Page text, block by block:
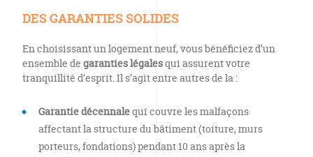
DES GARANTIES SOLIDES
En choisissant un logement neuf, vous bénéficiez d’un
ensemble de garanties légalesqui assurent votre
tranquillité d’esprit. Il s’agit entre autres de la :
Garantie décennalequi couvre les malfaçons
affectant la structure du bâtiment (toiture, murs
porteurs, fondations) pendant 10 ans après la